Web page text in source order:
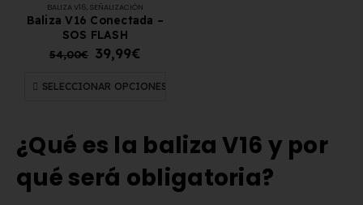
BALIZA V16 SEÑALIZACIÓN
Baliza V16 Conectada –
SOS FLASH
54,00€ 39,99€
SELECCIONAR OPCIONES
¿Qué es la baliza V16 y por
qué será obligatoria?